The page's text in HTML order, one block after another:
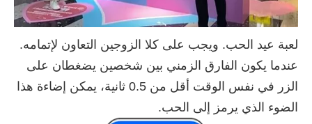
لعبة عيد الحب. ويجب على كلا الزوجين التعاون لإتمامه.
عندما يكون الفارق الزمني بين شخصين يضغطان على
الزر في نفس الوقت أقل من 0.5 ثانية، يمكن إضاءة هذا
الضوء الذي يرمز إلى الحب.